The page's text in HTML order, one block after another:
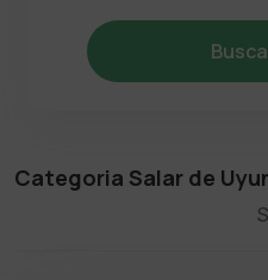
Categoria Salar de